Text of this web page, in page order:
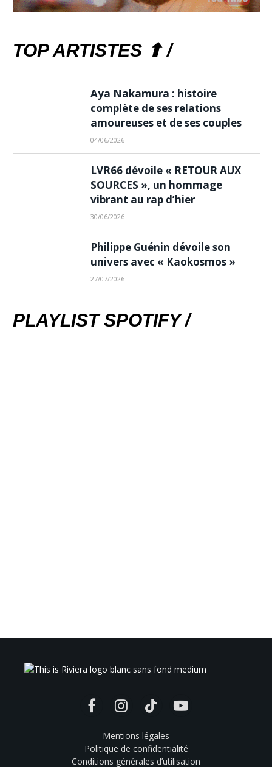
TOP ARTISTES ⬆ /
Aya Nakamura : histoire
complète de ses relations
amoureuses et de ses couples
04/06/2026
LVR66 dévoile « RETOUR AUX
SOURCES », un hommage
vibrant au rap d’hier
30/06/2026
Philippe Guénin dévoile son
univers avec « Kaokosmos »
27/07/2026
PLAYLIST SPOTIFY /
FacebookInstagramTikTok YouTube
Mentions légales
Politique de confidentialité
Conditions générales d’utilisation